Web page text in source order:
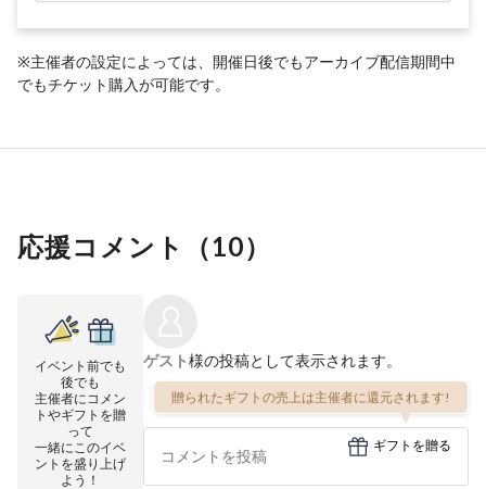
※主催者の設定によっては、開催日後でもアーカイブ配信期間中
でもチケット購入が可能です。
応援コメント（10）
イベント前でも
後でも
主催者にコメン
トやギフトを贈
って
一緒にこのイベ
ントを盛り上げ
よう！
ゲスト様の投稿として表示されます。
贈られたギフトの売上は主催者に還元されます!
ギフトを贈る